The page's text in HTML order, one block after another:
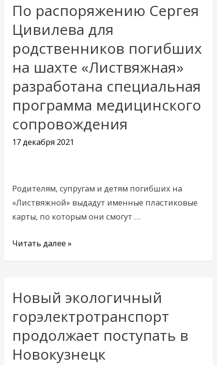
По распоряжению Сергея
Цивилева для
родственников погибших
на шахте «Листвяжная»
разработана специальная
программа медицинского
сопровождения
17 декабря 2021
Родителям, супругам и детям погибших на
«Листвяжной» выдадут именные пластиковые
карты, по которым они смогут …
По
распоряжению
Сергея
Цивилева
для
родственников
погибших
на
шахте
«Листвяжная»
разработана
медицинского
сопровождения
Читать далее »
Новый экологичный
горэлектротранспорт
продолжает поступать в
Новокузнецк
Новый
горэлектротранспорт
продолжает
поступать